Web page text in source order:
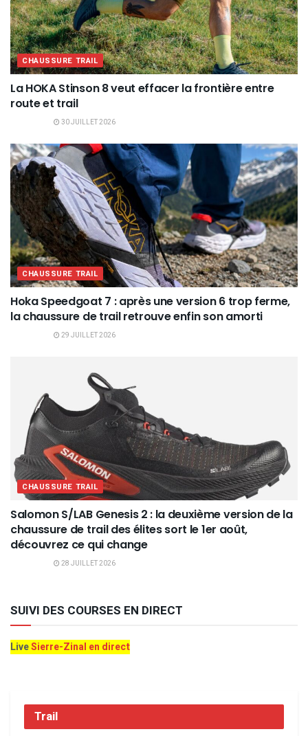
CHAUSSURE TRAIL
La HOKA Stinson 8 veut effacer la frontière entre
route et trail
30 JUILLET 2026
CHAUSSURE TRAIL
Hoka Speedgoat 7 : après une version 6 trop ferme,
la chaussure de trail retrouve enfin son amorti
29 JUILLET 2026
CHAUSSURE TRAIL
Salomon S/LAB Genesis 2 : la deuxième version de la
chaussure de trail des élites sort le 1er août,
découvrez ce qui change
28 JUILLET 2026
SUIVI DES COURSES EN DIRECT
LiveSierre-Zinal en direct
Trail